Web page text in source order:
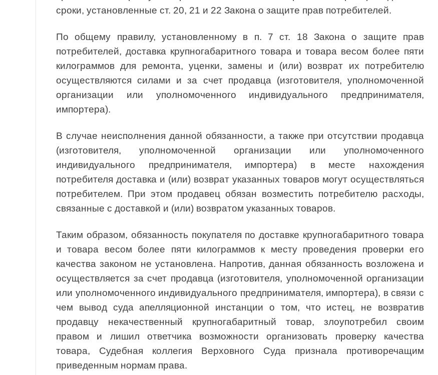
сроки, установленные ст. 20, 21 и 22 Закона о защите прав потребителей.
По общему правилу, установленному в п. 7 ст. 18 Закона о защите прав
потребителей, доставка крупногабаритного товара и товара весом более пяти
килограммов для ремонта, уценки, замены и (или) возврат их потребителю
осуществляются силами и за счет продавца (изготовителя, уполномоченной
организации или уполномоченного индивидуального предпринимателя,
импортера).
В случае неисполнения данной обязанности, а также при отсутствии продавца
(изготовителя, уполномоченной организации или уполномоченного
индивидуального предпринимателя, импортера) в месте нахождения
потребителя доставка и (или) возврат указанных товаров могут осуществляться
потребителем. При этом продавец обязан возместить потребителю расходы,
связанные с доставкой и (или) возвратом указанных товаров.
Таким образом, обязанность покупателя по доставке крупногабаритного товара
и товара весом более пяти килограммов к месту проведения проверки его
качества законом не установлена. Напротив, данная обязанность возложена и
осуществляется за счет продавца (изготовителя, уполномоченной организации
или уполномоченного индивидуального предпринимателя, импортера), в связи с
чем вывод суда апелляционной инстанции о том, что истец, не возвратив
продавцу некачественный крупногабаритный товар, злоупотребил своим
правом и лишил ответчика возможности организовать проверку качества
товара, Судебная коллегия Верховного Суда признала противоречащим
приведенным нормам права.